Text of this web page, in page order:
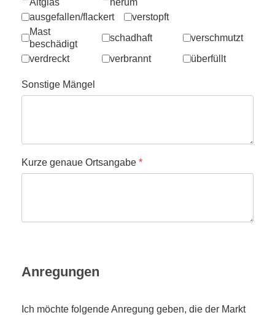
ausgefallen/flackert
verstopft
Mast
beschädigt
schadhaft
verschmutzt
verdreckt
verbrannt überfüllt
Sonstige Mängel
Kurze genaue Ortsangabe *
Anregungen
Ich möchte folgende Anregung geben, die der Markt